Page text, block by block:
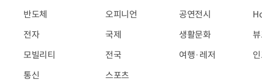
반도체
전자
모빌리티
통신
오피니언
국제
전국
스포츠
공연전시
생활문화
여행·레저